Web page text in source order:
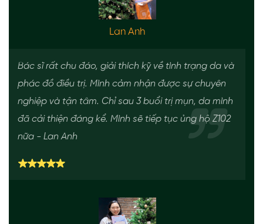
Lan Anh
Bác sĩ rất chu đáo, giải thích kỹ về tình trạng da và
phác đồ điều trị. Mình cảm nhận được sự chuyên
nghiệp và tận tâm. Chỉ sau 3 buổi trị mụn, da mình
đã cải thiện đáng kể. Mình sẽ tiếp tục ủng hộ Z102
nữa - Lan Anh